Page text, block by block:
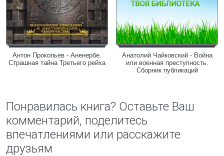
Антон Прокопьев - Аненербе.
Страшная тайна Третьего рейха
Анатолий Чайковский - Война
или военная преступность.
Сборник публикаций
Понравилась книга? Оставьте Ваш
комментарий, поделитесь
впечатлениями или расскажите
друзьям